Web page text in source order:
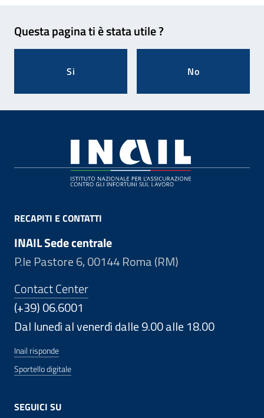
Questa pagina ti è stata utile ?
Si No
RECAPITI E CONTATTI
INAIL Sede centrale
P.le Pastore 6, 00144 Roma (RM)
Contact Center
(+39) 06.6001
Dal lunedì al venerdì dalle 9.00 alle 18.00
Inail risponde
Sportello digitale
SEGUICI SU